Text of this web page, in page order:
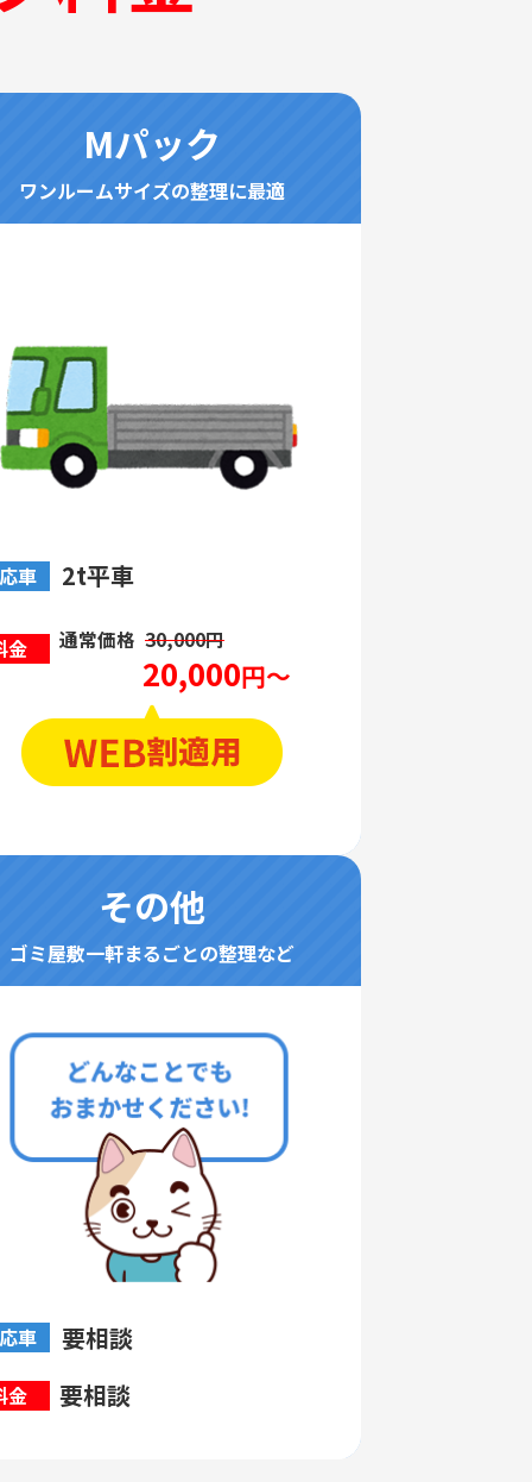
Mパック
ワンルームサイズの整理に最適
車 2t平車
金 通常価格 30,000円
20,000円～
その他
ゴミ屋敷一軒まるごとの整理など
車 要相談
金 要相談